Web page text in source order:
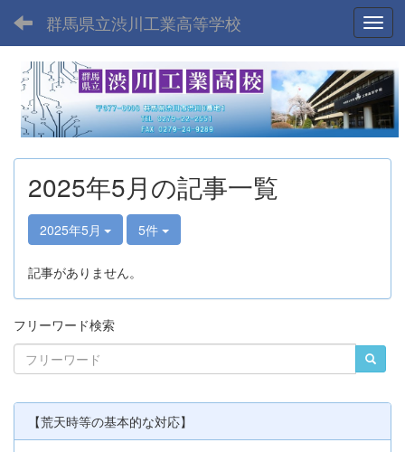
群馬県立渋川工業高等学校
2025年5月の記事一覧
2025年5月 5件
記事がありません。
フリーワード検索
【荒天時等の基本的な対応】